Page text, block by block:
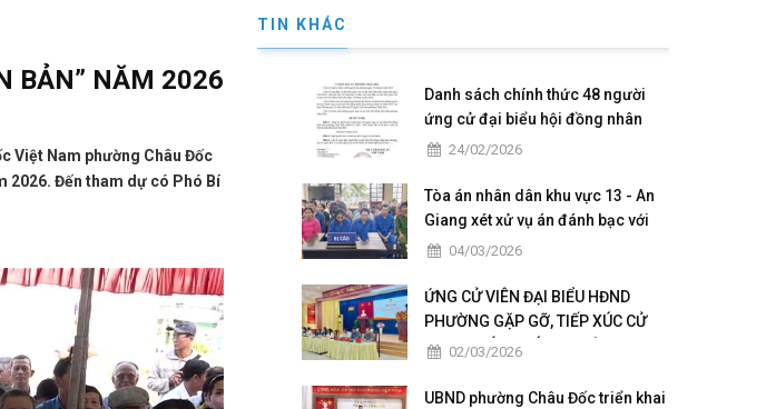
BẢN” NĂM 2026
Việt Nam phường Châu Đốc
2026. Đến tham dự có Phó Bí
TIN KHÁC
Danh sách chính thức 48 người
ứng cử đại biểu hội đồng nhân
dân của phường Châu Đốc nhiệm
24/02/2026
Tòa án nhân dân khu vực 13 - An
Giang xét xử vụ án đánh bạc với
số tiền giao dịch hơn 4,9 tỷ đồng
04/03/2026
ỨNG CỬ VIÊN ĐẠI BIỂU HĐND
PHƯỜNG GẶP GỠ, TIẾP XÚC CỬ
TRI TẠI CÁC KHÓM THUỘC ĐƠN VỊ
02/03/2026
UBND phường Châu Đốc triển khai